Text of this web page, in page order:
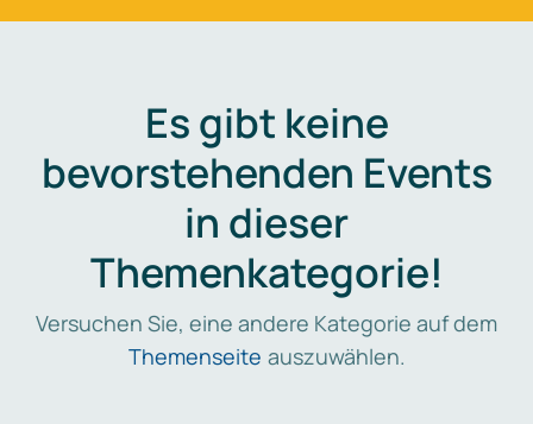
Es gibt keine
bevorstehenden Events
in dieser
Themenkategorie!
Versuchen Sie, eine andere Kategorie auf dem
Themenseite auszuwählen.